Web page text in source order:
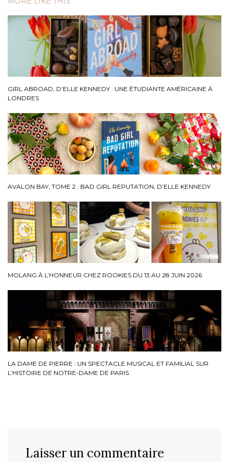
GIRL ABROAD, D’ELLE KENNEDY : UNE ÉTUDIANTE AMÉRICAINE À
LONDRES
AVALON BAY, TOME 2 : BAD GIRL REPUTATION, D’ELLE KENNEDY
MOLANG À L’HONNEUR CHEZ ROOKIES DU 13 AU 28 JUIN 2026
LA DAME DE PIERRE : UN SPECTACLE MUSICAL ET FAMILIAL SUR
L’HISTOIRE DE NOTRE-DAME DE PARIS
Laisser un commentaire